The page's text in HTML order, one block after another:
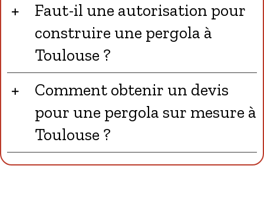
Faut-il une autorisation pour
construire une pergola à
Toulouse ?
Comment obtenir un devis
pour une pergola sur mesure à
Toulouse ?